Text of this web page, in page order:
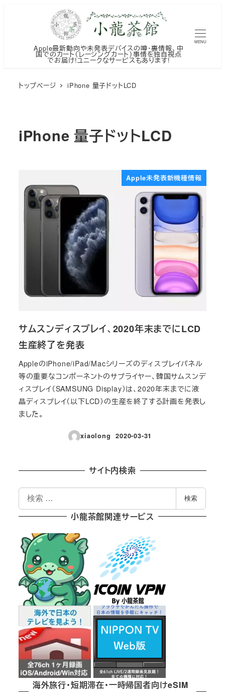
Apple最新動向や未発表デバイスの噂・裏情報、中
国でのカート（レーシングカート）事情を独自視点
でお届け!ユニークなサービスもあります!
MENU
トップページ iPhone 量子ドットLCD
iPhone 量子ドットLCD
Apple未発表新機種情報
サムスンディスプレイ、2020年末までにLCD
生産終了を発表
AppleのiPhone/iPad/Macシリーズのディスプレイパネル
等の重要なコンポーネントのサプライヤー、韓国サムスンデ
ィスプレイ（SAMSUNG Display）は、2020年末までに液
晶ディスプレイ（以下LCD）の生産を終了する計画を発表し
ました。
xiaolong
投稿日
2020-03-31
サイト内検索
検
索
検索
小龍茶館関連サービス
海外旅行・短期滞在・一時帰国者向けeSIM